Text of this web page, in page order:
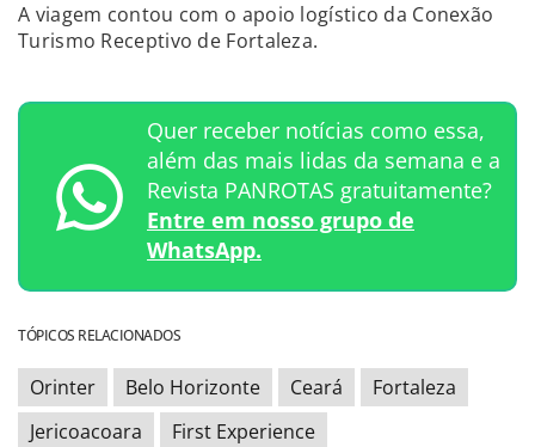
A viagem contou com o apoio logístico da Conexão
Turismo Receptivo de Fortaleza.
Quer receber notícias como essa,
além das mais lidas da semana e a
Revista PANROTAS gratuitamente?
Entre em nosso grupo de
WhatsApp.
TÓPICOS RELACIONADOS
Orinter Belo Horizonte Ceará
Fortaleza
Jericoacoara
First Experience